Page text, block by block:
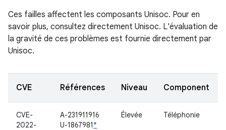
Ces failles affectent les composants Unisoc. Pour en
savoir plus, consultez directement Unisoc. L'évaluation de
la gravité de ces problèmes est fournie directement par
Unisoc.
CVE Références Niveau Component
CVE-
2022-
A-231911916
U-1867981*
Élevée Téléphonie